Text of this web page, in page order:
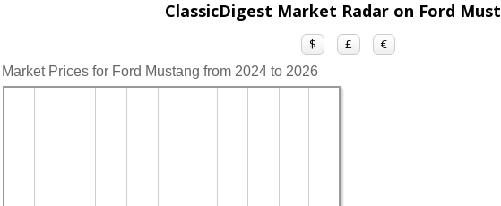
ClassicDigest Market Radar on Ford
$ £ €
Market Prices for Ford Mustang from 2024 to 2026